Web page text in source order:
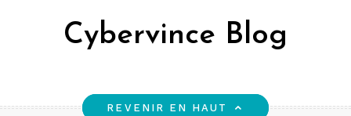
Cybervince Blog
REVENIR EN HAUT